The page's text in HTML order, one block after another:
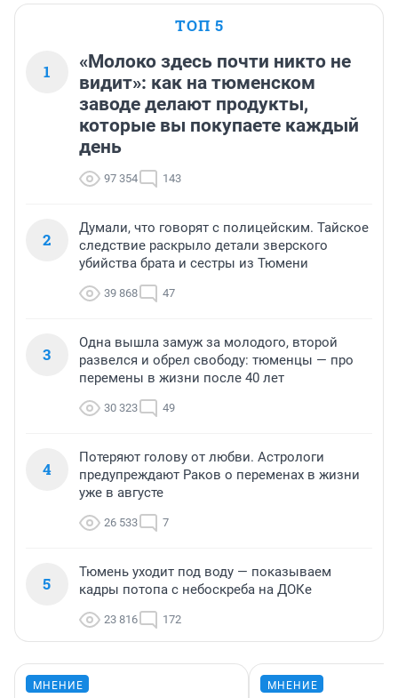
ТОП 5
1
«Молоко здесь почти никто не
видит»: как на тюменском
заводе делают продукты,
которые вы покупаете каждый
день
97 354 143
2
Думали, что говорят с полицейским. Тайское
следствие раскрыло детали зверского
убийства брата и сестры из Тюмени
39 868 47
3
Одна вышла замуж за молодого, второй
развелся и обрел свободу: тюменцы — про
перемены в жизни после 40 лет
30 323 49
4
Потеряют голову от любви. Астрологи
предупреждают Раков о переменах в жизни
уже в августе
26 533 7
5
Тюмень уходит под воду — показываем
кадры потопа с небоскреба на ДОКе
23 816 172
МНЕНИЕ МНЕНИЕ